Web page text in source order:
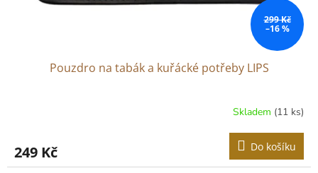
299 Kč
–16 %
Pouzdro na tabák a kuřácké potřeby LIPS
Skladem (11 ks)
249 Kč Do košíku